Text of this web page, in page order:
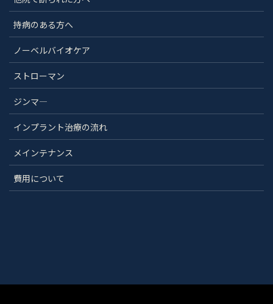
持病のある方へ
ノーベルバイオケア
ストローマン
ジンマ―
インプラント治療の流れ
メインテナンス
費用について